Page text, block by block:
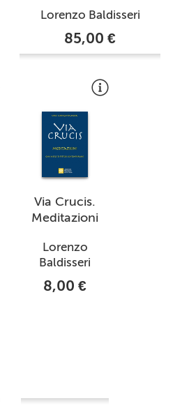
Lorenzo Baldisseri
85,00 €
Via Crucis.
Meditazioni
Lorenzo
Baldisseri
8,00 €